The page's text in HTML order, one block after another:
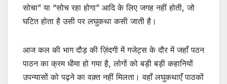
सोचा” या “सोच रहा होगा” आदि के लिए जगह नहीं होती, जो
घटित होता है उसी पर लघुकथा कसी जाती है।
आज कल की भाग दौड़ की ज़िंदगी में गजेट्स के दौर में जहाँ पठन
पाठन का क्रम धीमा हो गया है़, लोगों को बड़ी बड़ी कहानियों
उपन्यासों को पढ़ने का वक़्त नहीं मिलता। वहाँ लघुकथाएँ पाठकों